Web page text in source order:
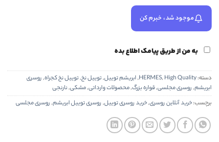
موجود شد، خبرم کن
به من از طریق پیامک اطلاع بده
دسته: HERMES, High Quality
,ابریشم توییل,توییل نخ,توییل نخ کجراه,روسری
ابریشم,روسری مجلسی,قواره بزرگ,محصولات وارداتی,مشکی,نارنجی
برچسب:خرید آنلاین روسری,خرید روسری توییل,روسری توییل ابریشم,روسری مجلسی